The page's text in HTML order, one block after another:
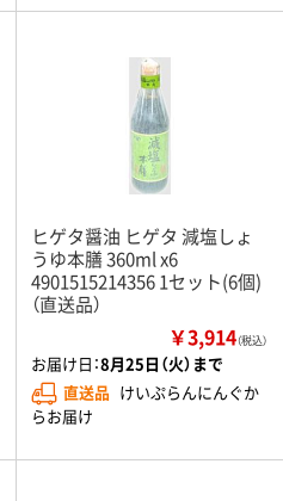
ヒゲタ醤油 ヒゲタ 減塩しょ
うゆ本膳 360ml x6
4901515214356 1セット(6個)
（直送品）
￥3,914（税込）
お届け日：8月25日（火）まで
直送品 けいぷらんにんぐか
らお届け